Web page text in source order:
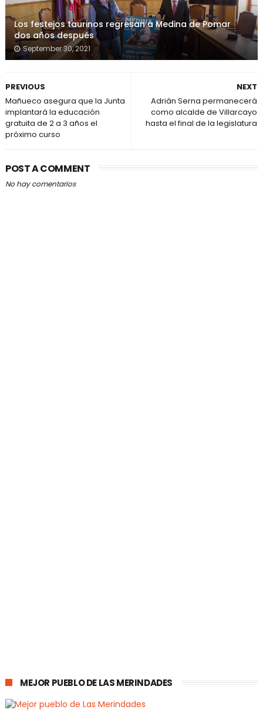
Los festejos taurinos regresan a Medina de Pomar
dos años después
September 30, 2021
NEXT
Adrián Serna permanecerá
como alcalde de Villarcayo
hasta el final de la legislatura
PREVIOUS
Mañueco asegura que la Junta
implantará la educación
gratuita de 2 a 3 años el
próximo curso
POST A COMMENT
No hay comentarios
MEJOR PUEBLO DE LAS MERINDADES